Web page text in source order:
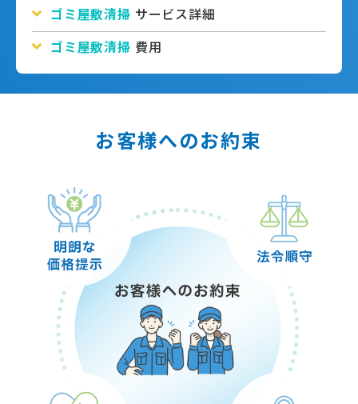
ゴミ屋敷清掃 サービス詳細
ゴミ屋敷清掃 費用
お客様へのお約束